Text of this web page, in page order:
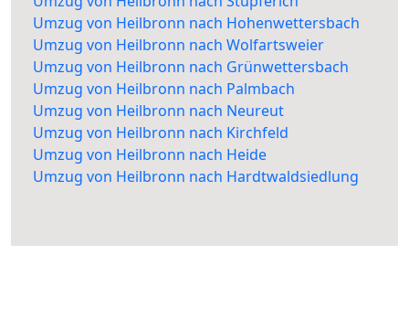
Umzug von Heilbronn nach Hohenwettersbach
Umzug von Heilbronn nach Wolfartsweier
Umzug von Heilbronn nach Grünwettersbach
Umzug von Heilbronn nach Palmbach
Umzug von Heilbronn nach Neureut
Umzug von Heilbronn nach Kirchfeld
Umzug von Heilbronn nach Heide
Umzug von Heilbronn nach Hardtwaldsiedlung